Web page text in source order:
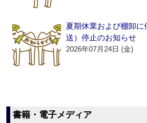
夏期休業および棚卸に
送）停止のお知らせ
2026年07月24日 (金)
書籍・電子メディア